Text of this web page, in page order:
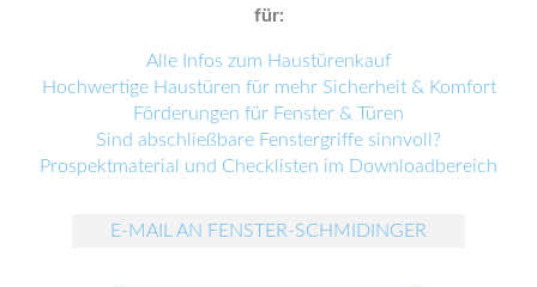
für:
Alle Infos zum Haustürenkauf
Hochwertige Haustüren für mehr Sicherheit & Komfort
Förderungen für Fenster & Türen
Sind abschließbare Fenstergriffe sinnvoll?
Prospektmaterial und Checklisten im Downloadbereich
E-MAIL AN FENSTER-SCHMIDINGER